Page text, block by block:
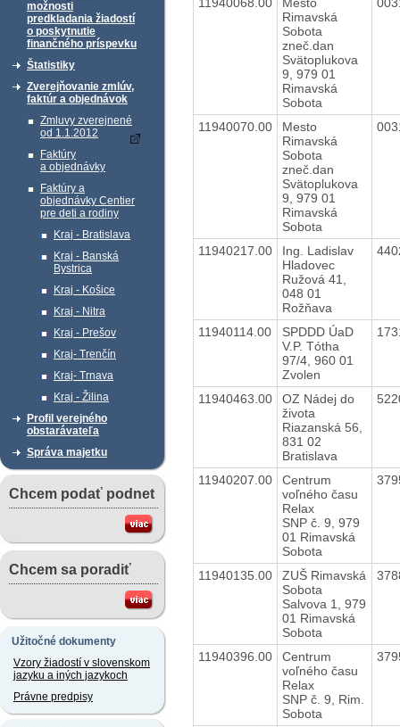
možnosti
predkladania žiadostí
o poskytnutie
finančného príspevku
Štatistiky
Zverejňovanie zmlúv,
faktúr a objednávok
Zmluvy zverejnené
od 1.1.2012
Faktúry
a objednávky
Faktúry a
objednávky Centier
pre deti a rodiny
Kraj - Bratislava
Kraj - Banská
Bystrica
Kraj - Košice
Kraj - Nitra
Kraj - Prešov
Kraj- Trenčín
Kraj- Trnava
Kraj - Žilina
Profil verejného
obstarávateľa
Správa majetku
Chcem podať podnet
Chcem sa poradiť
Užitočné dokumenty
Vzory žiadostí v slovenskom
jazyku a iných jazykoch
Právne predpisy
Rimavská
Sobota
zneč.dan
Svätoplukova
9, 979 01
Rimavská
Sobota
11940070.00
Mesto
Rimavská
Sobota
zneč.dan
Svätoplukova
9, 979 01
Rimavská
Sobota
11940217.00
Ing. Ladislav
Hladovec
Ružová 41,
048 01
Rožňava
11940114.00
SPDDD ÚaD
V.P. Tótha
97/4, 960 01
Zvolen
11940463.00
OZ Nádej do
života
Riazanská 56,
831 02
Bratislava
11940207.00
Centrum
voľného času
Relax
SNP č. 9, 979
01 Rimavská
Sobota
11940135.00
ZUŠ Rimavská
Sobota
Salvova 1, 979
01 Rimavská
Sobota
11940396.00
Centrum
voľného času
Relax
SNP č. 9, Rim.
Sobota